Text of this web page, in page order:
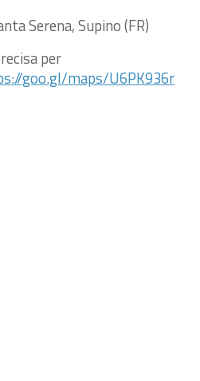
Serena, Supino (FR)
per
goo.gl/maps/U6PK936r